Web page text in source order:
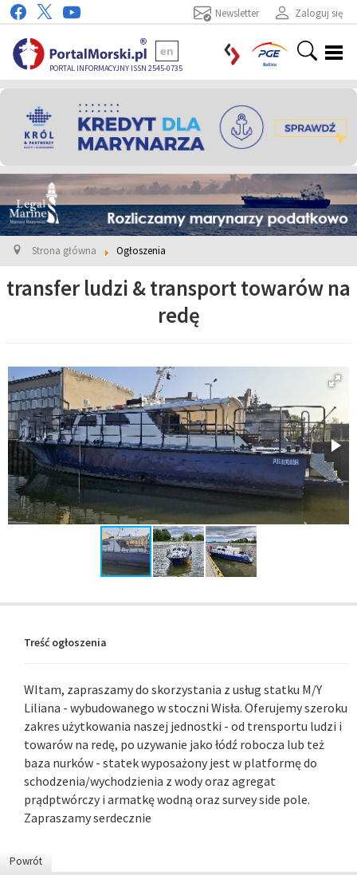
Zaloguj się
Newsletter
PORTAL INFORMACYJNY ISSN 2545-0735
en
Strona główna Ogłoszenia
transfer ludzi & transport towarów na
redę
Treść ogłoszenia
WItam, zapraszamy do skorzystania z usług statku M/Y
Liliana - wybudowanego w stoczni Wisła. Oferujemy szeroku
zakres użytkowania naszej jednostki - od trensportu ludzi i
towarów na redę, po uzywanie jako łódź robocza lub też
baza nurków - statek wyposażony jest w platformę do
schodzenia/wychodzienia z wody oraz agregat
prądptwórczy i armatkę wodną oraz survey side pole.
Zapraszamy serdecznie
Powrót